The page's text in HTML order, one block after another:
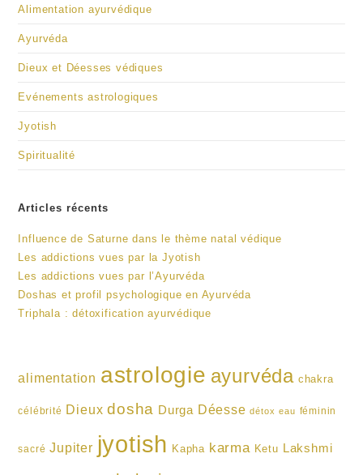
Alimentation ayurvédique
Ayurvéda
Dieux et Déesses védiques
Evénements astrologiques
Jyotish
Spiritualité
Articles récents
Influence de Saturne dans le thème natal védique
Les addictions vues par la Jyotish
Les addictions vues par l’Ayurvéda
Doshas et profil psychologique en Ayurvéda
Triphala : détoxification ayurvédique
alimentation astrologie ayurvéda chakra
célébrité Dieux dosha Durga Déesse détox eau féminin
sacré Jupiter jyotish Kapha karma Ketu Lakshmi